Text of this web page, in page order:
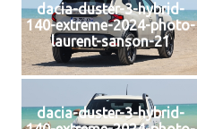
dacia-duster-3-hybrid-
140-extreme-2024-photo-
laurent-sanson-21
dacia-duster-3-hybrid-